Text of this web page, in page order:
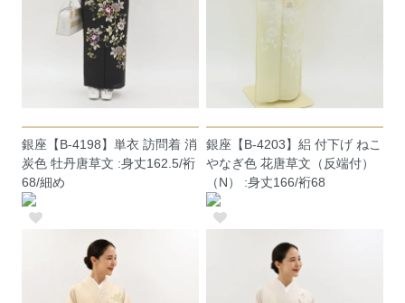
銀座【B-4198】単衣 訪問着 消
炭色 牡丹唐草文 :身丈162.5/裄
68/細め
銀座【B-4203】絽 付下げ ねこ
やなぎ色 花唐草文（反端付）
（N） :身丈166/裄68